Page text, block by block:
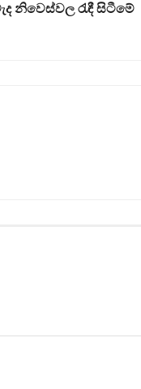
නිවෙස්වල රැඳී සිටීමේ